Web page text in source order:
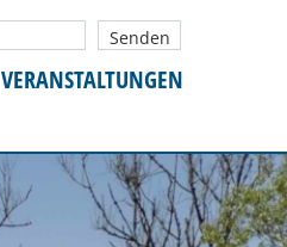
VERANSTALTUNGEN